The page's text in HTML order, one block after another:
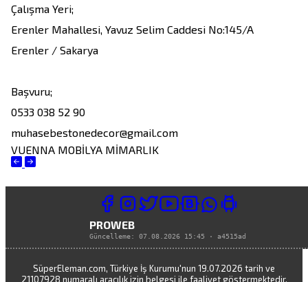
Çalışma Yeri;
Erenler Mahallesi, Yavuz Selim Caddesi No:145/A
Erenler / Sakarya
Başvuru;
0533 038 52 90
muhasebestonedecor@gmail.com
VUENNA MOBİLYA MİMARLIK
PROWEB
Güncelleme: 07.08.2026 15:45 · a4515ad
SüperEleman.com, Türkiye İş Kurumu'nun 19.07.2026 tarih ve
21107928 numaralı aracılık izin belgesi ile faaliyet göstermektedir.